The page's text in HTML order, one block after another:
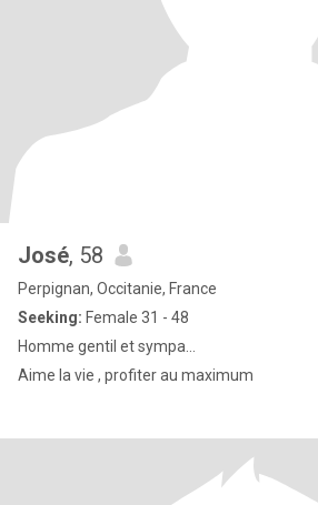
José, 58
Perpignan, Occitanie, France
Seeking: Female 31 - 48
Homme gentil et sympa…
Aime la vie , profiter au maximum